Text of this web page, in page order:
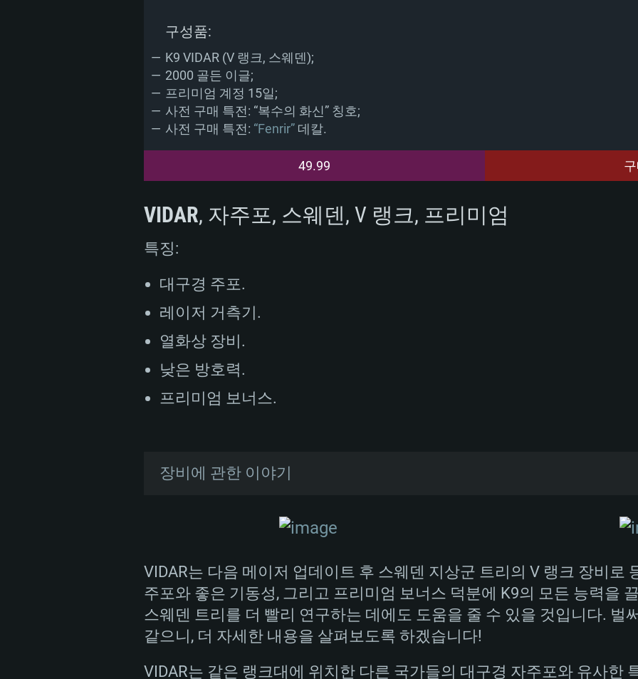
PC
운영체제: Windows 10 (64 bit)
프로세서: 2.2 GHz 듀얼코어 이상
메모리: 4GB
운영체제:
프로세서: Intel
메모리: 16 GB 이
운영체제: Mac OS Big Sur 11.0
프로세서: 최소 2.2 GHz의 Core i5 (Intel Xeon 은 지
원하지 않습니다)
운영체제: Mac
프로세서: Core
운영체제: 64bit Linux 중 최신 버전
프로세서: 2.4 GHz 듀얼코어
메모리: 4 GB
운영체제: Ubuntu
프로세서: Intel
메모리: 16 GB
구성품:
K9 VIDAR (V 랭크, 스웨덴);
2000 골든 이글;
프리미엄 계정 15일;
사전 구매 특전: “복수의 화신” 칭호;
사전 구매 특전: “Fenrir” 데칼.
49.99
VIDAR, 자주포, 스웨덴, V 랭크, 프리미엄
특징:
대구경 주포.
레이저 거측기.
열화상 장비.
낮은 방호력.
프리미엄 보너스.
장비에 관한 이야기
그레이드된 포병전력을 가지기 위해 1980년대부터 개발에 착수하였습
지시하였습니다. 개발은 1989년부터 공식적으로 시작되었으며 1996년
드러냈습니다. 그 후 성공적인 시험을 거친 K9은 1998년부터 양산되었
이 취역하였습니다.
K9은 대한민국 내의 수요를 충족시킨 훌륭한 장비였으며 해외 시장에서
다양한 국가에서 K9을 운용 중에 있으며, 일부 국가는 라이센스 생산 중
VIDAR는 다음 메이저 업데이트 후 스웨덴 지상군 트리의 V 랭크 장비로
주포와 좋은 기동성, 그리고 프리미엄 보너스 덕분에 K9의 모든 능력을
스웨덴 트리를 더 빨리 연구하는 데에도 도움을 줄 수 있을 것입니다. 벌
같으니, 더 자세한 내용을 살펴보도록 하겠습니다!
VIDAR는 같은 랭크대에 위치한 다른 국가들의 대구경 자주포와 유사한